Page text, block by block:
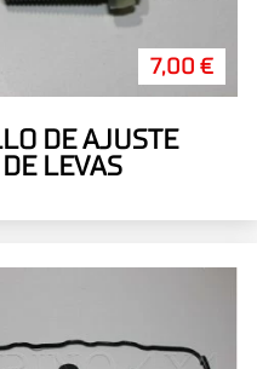
7,00 €
DE AJUSTE
LEVAS